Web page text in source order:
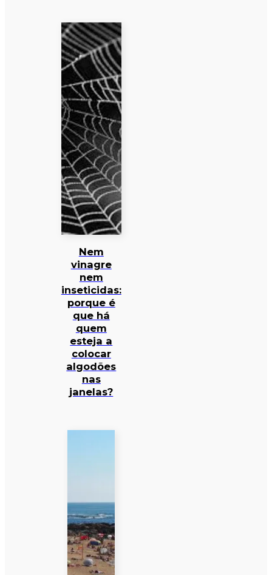
Nem
vinagre
nem
inseticidas:
porque é
que há
quem
esteja a
colocar
algodões
nas
janelas?